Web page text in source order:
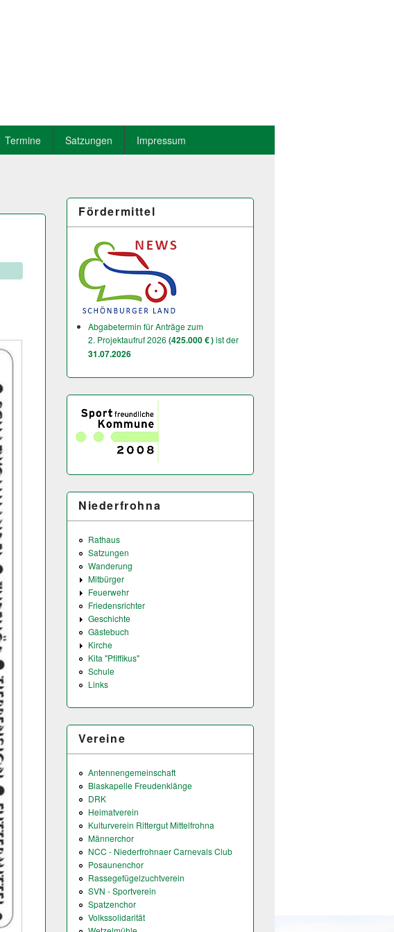
Termine Satzungen Impressum
Fördermittel
Abgabetermin für Anträge zum
2. Projektaufruf 2026 (425.000 € )ist der
31.07.2026
Niederfrohna
Rathaus
Satzungen
Wanderung
Mitbürger
Feuerwehr
Friedensrichter
Geschichte
Gästebuch
Kirche
Kita "Pfiffikus"
Schule
Links
Vereine
Antennengemeinschaft
Blaskapelle Freudenklänge
DRK
Heimatverein
Kulturverein Rittergut Mittelfrohna
Männerchor
NCC - Niederfrohnaer Carnevals Club
Posaunenchor
Rassegefügelzuchtverein
SVN - Sportverein
Spatzenchor
Volkssolidarität